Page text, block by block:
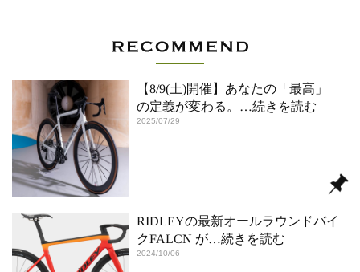
【8/9(土)開催】あなたの「最高」
の定義が変わる。 …続きを読む
2025/07/29
RIDLEYの最新オールラウンドバイ
クFALCN が…続きを読む
2024/10/06